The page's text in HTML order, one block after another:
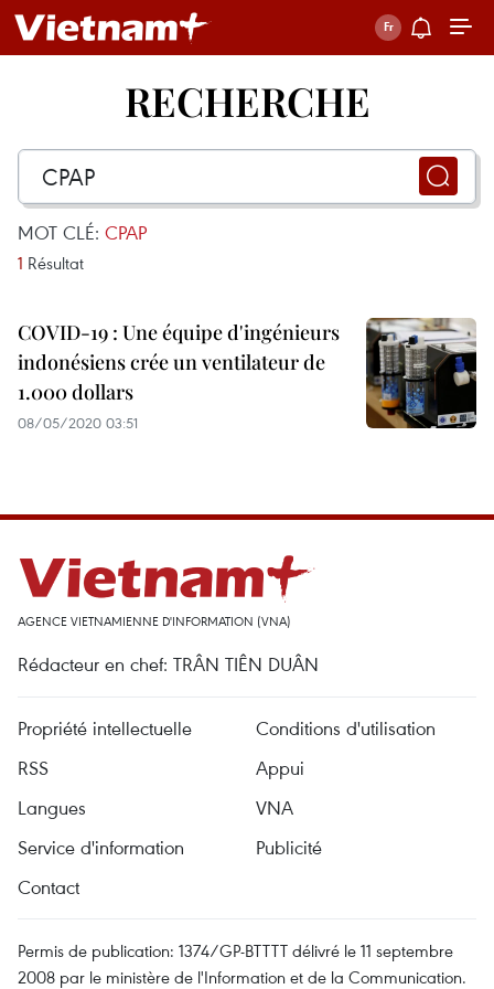
RECHERCHE
MOT CLÉ: CPAP
1 Résultat
COVID-19 : Une équipe d'ingénieurs
indonésiens crée un ventilateur de
1.000 dollars
08/05/2020 03:51
AGENCE VIETNAMIENNE D'INFORMATION (VNA)
Rédacteur en chef: TRÂN TIÊN DUÂN
Propriété intellectuelle
Conditions d'utilisation
RSS
Appui
Langues
VNA
Service d'information
Publicité
Contact
Permis de publication: 1374/GP-BTTTT délivré le 11 septembre
2008 par le ministère de l'Information et de la Communication.